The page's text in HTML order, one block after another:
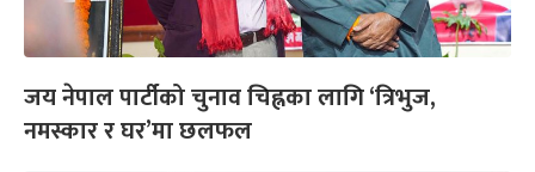
जय नेपाल पार्टीको चुनाव चिह्नका लागि ‘त्रिभुज,
नमस्कार र घर’मा छलफल